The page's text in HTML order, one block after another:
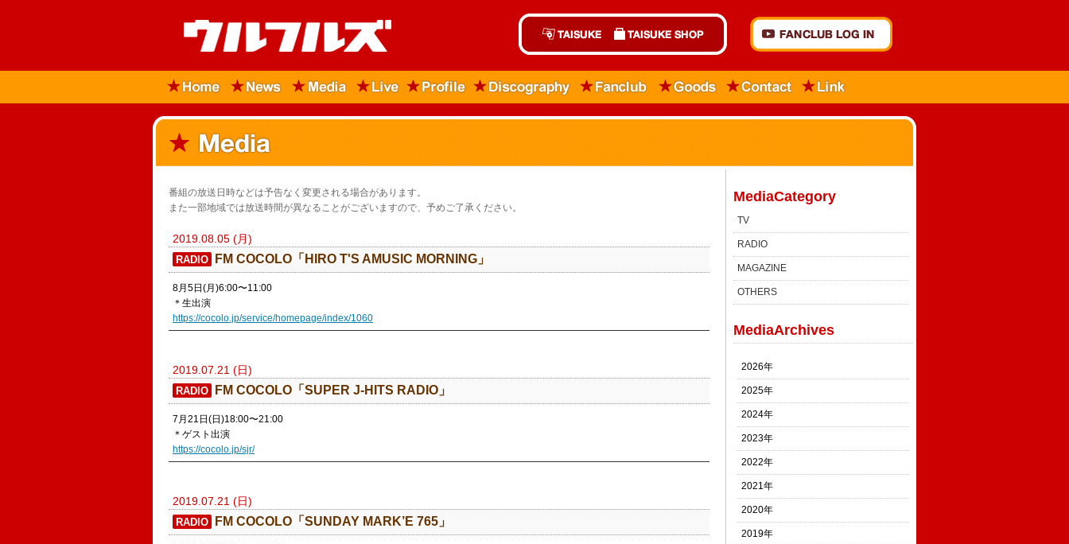
番組の放送日時などは予告なく変更される場合があります。
また一部地域では放送時間が異なることがございますので、予めご了承ください。
2019.08.05 (月)
RADIO ​FM COCOLO「HIRO T'S AMUSIC MORNING」
8月5日(月)6:00〜11:00
＊生出演
https://cocolo.jp/service/homepage/index/1060
2019.07.21 (日)
RADIO ​FM COCOLO「SUPER J-HITS RADIO」
7月21日(日)18:00〜21:00
＊ゲスト出演
https://cocolo.jp/sjr/
2019.07.21 (日)
RADIO FM COCOLO「​SUNDAY MARK’E 765」
MediaCategory
TV
RADIO
MAGAZINE
OTHERS
MediaArchives
2026年
2025年
2024年
2023年
2022年
2021年
2020年
2019年